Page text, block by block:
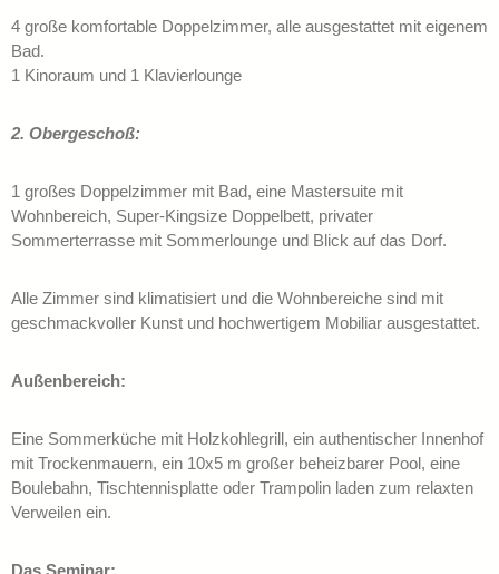
4 große komfortable Doppelzimmer, alle ausgestattet mit eigenem
Bad.
1 Kinoraum und 1 Klavierlounge
2. Obergeschoß:
1 großes Doppelzimmer mit Bad, eine Mastersuite mit
Wohnbereich, Super-Kingsize Doppelbett, privater
Sommerterrasse mit Sommerlounge und Blick auf das Dorf.
Alle Zimmer sind klimatisiert und die Wohnbereiche sind mit
geschmackvoller Kunst und hochwertigem Mobiliar ausgestattet.
Außenbereich:
Eine Sommerküche mit Holzkohlegrill, ein authentischer Innenhof
mit Trockenmauern, ein 10x5 m großer beheizbarer Pool, eine
Boulebahn, Tischtennisplatte oder Trampolin laden zum relaxten
Verweilen ein.
Das Seminar: